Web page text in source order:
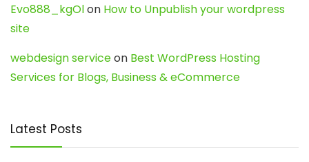
Evo888_kgOlon How to Unpublish your wordpress
site
webdesign serviceon Best WordPress Hosting
Services for Blogs, Business & eCommerce
Latest Posts